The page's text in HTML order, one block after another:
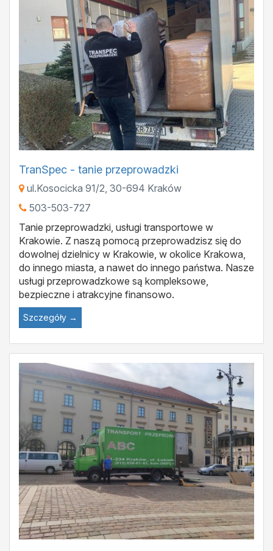
TranSpec - tanie przeprowadzki
ul.Kosocicka 91/2 30-694 Kraków
503-503-727
Tanie przeprowadzki, usługi transportowe w
Krakowie. Z naszą pomocą przeprowadzisz się do
dowolnej dzielnicy w Krakowie, w okolice Krakowa,
do innego miasta, a nawet do innego państwa. Nasze
usługi przeprowadzkowe są kompleksowe,
bezpieczne i atrakcyjne finansowo.
Szczegóły →